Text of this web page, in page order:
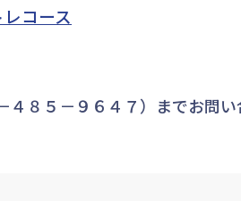
コース
８５－９６４７）までお問い